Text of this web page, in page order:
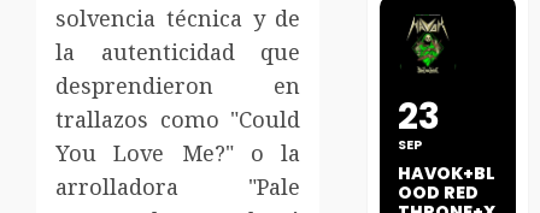
solvencia técnica y de
la autenticidad que
desprendieron en
trallazos como "Could
You Love Me?" o la
arrolladora "Pale
23
SEP
HAVOK+BL
OOD RED